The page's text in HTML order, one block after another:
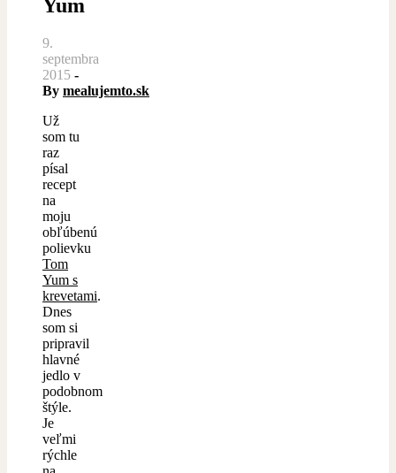
Yum
9.
septembra
2015 -
By mealujemto.sk
Už
som tu
raz
písal
recept
na
moju
obľúbenú
polievku
Tom
Yum s
krevetami.
Dnes
som si
pripravil
hlavné
jedlo v
podobnom
štýle.
Je
veľmi
rýchle